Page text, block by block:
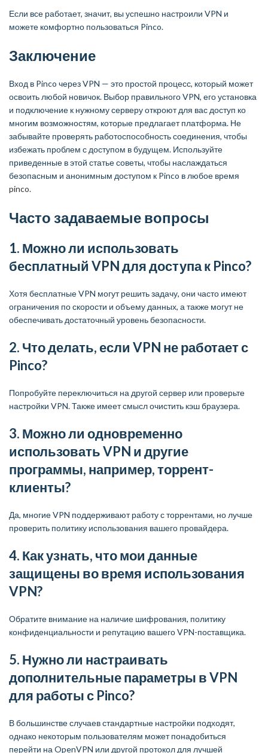
Если все работает, значит, вы успешно настроили VPN и
можете комфортно пользоваться Pinco.
Заключение
Вход в Pinco через VPN — это простой процесс, который может
освоить любой новичок. Выбор правильного VPN, его установка
и подключение к нужному серверу откроют для вас доступ ко
многим возможностям, которые предлагает платформа. Не
забывайте проверять работоспособность соединения, чтобы
избежать проблем с доступом в будущем. Используйте
приведенные в этой статье советы, чтобы наслаждаться
безопасным и анонимным доступом к Pinco в любое время
pinco.
Часто задаваемые вопросы
1. Можно ли использовать
бесплатный VPN для доступа к Pinco?
Хотя бесплатные VPN могут решить задачу, они часто имеют
ограничения по скорости и объему данных, а также могут не
обеспечивать достаточный уровень безопасности.
2. Что делать, если VPN не работает с
Pinco?
Попробуйте переключиться на другой сервер или проверьте
настройки VPN. Также имеет смысл очистить кэш браузера.
3. Можно ли одновременно
использовать VPN и другие
программы, например, торрент-
клиенты?
Да, многие VPN поддерживают работу с торрентами, но лучше
проверить политику использования вашего провайдера.
4. Как узнать, что мои данные
защищены во время использования
VPN?
Обратите внимание на наличие шифрования, политику
конфиденциальности и репутацию вашего VPN-поставщика.
5. Нужно ли настраивать
дополнительные параметры в VPN
для работы с Pinco?
В большинстве случаев стандартные настройки подходят,
однако некоторым пользователям может понадобиться
перейти на OpenVPN или другой протокол для лучшей